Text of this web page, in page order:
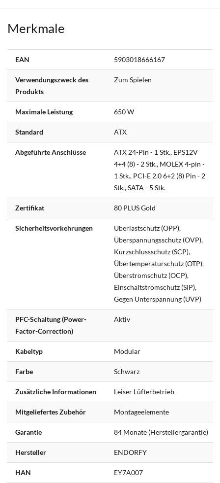
Merkmale
EAN 5903018666167
Verwendungszweck des
Produkts
Zum Spielen
Maximale Leistung 650 W
Standard ATX
Abgeführte Anschlüsse
ATX 24-Pin - 1 Stk., EPS12V
4+4 (8) - 2 Stk., MOLEX 4-pin -
1 Stk., PCI-E 2.0 6+2 (8) Pin - 2
Stk., SATA - 5 Stk.
Zertifikat 80 PLUS Gold
Sicherheitsvorkehrungen
Überlastschutz (OPP),
Überspannungsschutz (OVP),
Kurzschlussschutz (SCP),
Übertemperaturschutz (OTP),
Überstromschutz (OCP),
Einschaltstromschutz (SIP),
Gegen Unterspannung (UVP)
PFC-Schaltung (Power-
Factor-Correction)
Aktiv
Kabeltyp Modular
Farbe Schwarz
Zusätzliche Informationen Leiser Lüfterbetrieb
Mitgeliefertes Zubehör Montageelemente
Garantie 84 Monate (Herstellergarantie)
Hersteller ENDORFY
HAN EY7A007